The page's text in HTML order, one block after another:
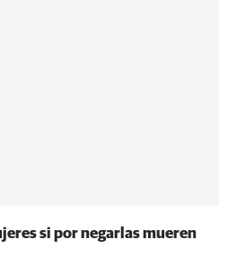
si por negarlas mueren